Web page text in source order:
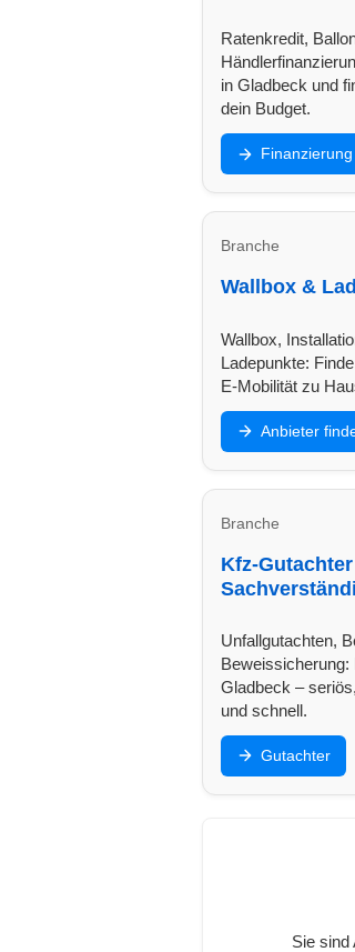
Ratenkredit,
in Gladbeck und
dein Budget.
Finanzierung
Branche
Wallbox &
Wallbox,
Ladepunkte:
E-Mobilität zu
Anbieter
Branche
Kfz-
Unfallgutachten,
Beweissicherung:
Gladbeck –
und schnell.
Gutachter
Sie sind